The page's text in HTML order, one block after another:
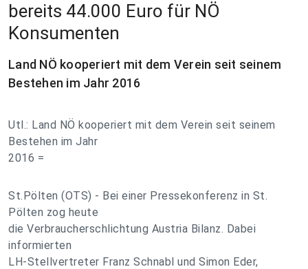
bereits 44.000 Euro für NÖ
Konsumenten
Land NÖ kooperiert mit dem Verein seit seinem
Bestehen im Jahr 2016
Utl.: Land NÖ kooperiert mit dem Verein seit seinem
Bestehen im Jahr
2016 =
St.Pölten (OTS) - Bei einer Pressekonferenz in St.
Pölten zog heute
die Verbraucherschlichtung Austria Bilanz. Dabei
informierten
LH-Stellvertreter Franz Schnabl und Simon Eder,